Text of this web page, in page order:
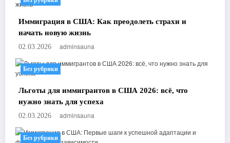
Иммиграция в США: Как преодолеть страхи и
начать новую жизнь
02.03.2026 adminsauna
Без рубрики
Льготы для иммигрантов в США 2026: всё, что
нужно знать для успеха
02.03.2026 adminsauna
Без рубрики